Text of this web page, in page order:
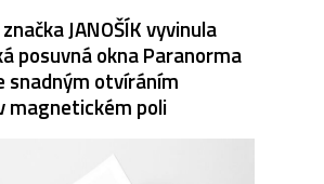
JANOŠÍK vyvinula
posuvná okna Paranorma
snadným otvíráním
magnetickém poli